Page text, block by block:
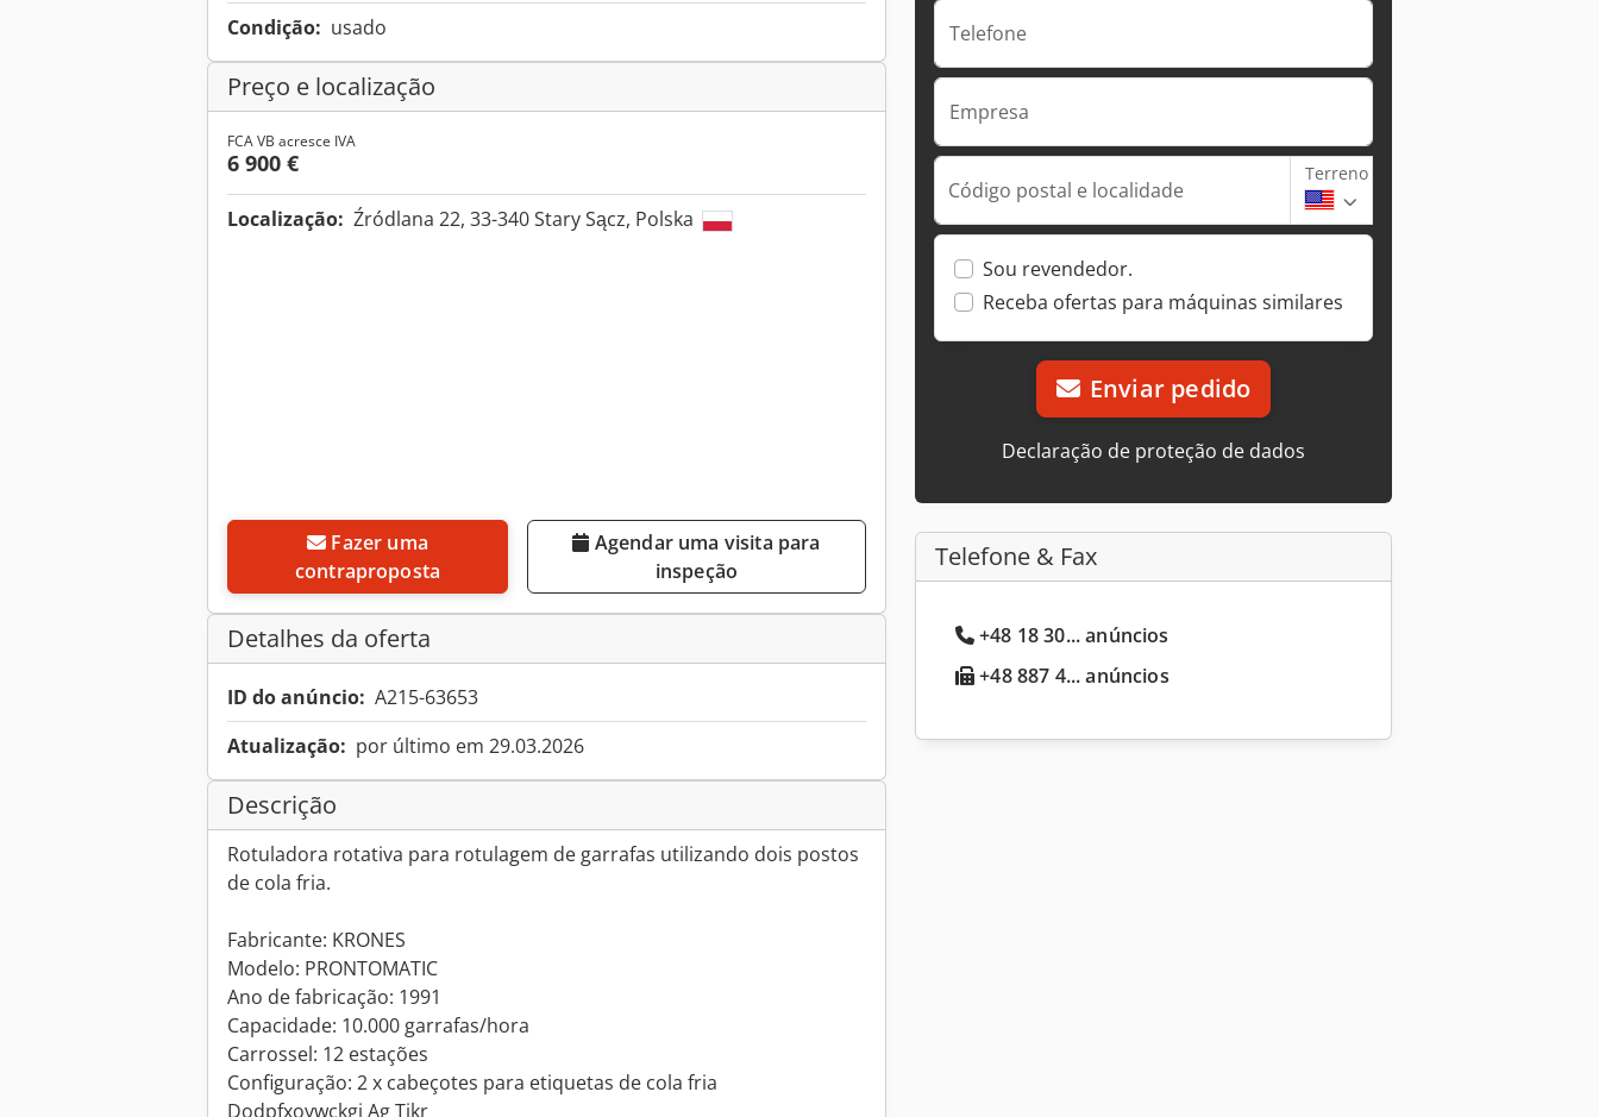
Condição: usado
Preço e localização
FCA VB acresce IVA
6 900 €
Localização: Źródlana 22, 33-340 Stary Sącz, Polska
contraproposta
inspeção
Detalhes da oferta
ID do anúncio: A215-63653
Atualização: por último em 29.03.2026
Descrição
Rotuladora rotativa para rotulagem de garrafas utilizando dois postos
de cola fria.
Fabricante: KRONES
Modelo: PRONTOMATIC
Ano de fabricação: 1991
Capacidade: 10.000 garrafas/hora
Carrossel: 12 estações
Configuração: 2 x cabeçotes para etiquetas de cola fria
Dodpfxoywckgj Ag Tjkr
Telefone
Empresa
Código postal e localidade
Terreno
Sou revendedor.
Receba ofertas para máquinas similares
Enviar pedido
Declaração de proteção de dados
Telefone & Fax
+48 18 30... anúncios
+48 887 4... anúncios